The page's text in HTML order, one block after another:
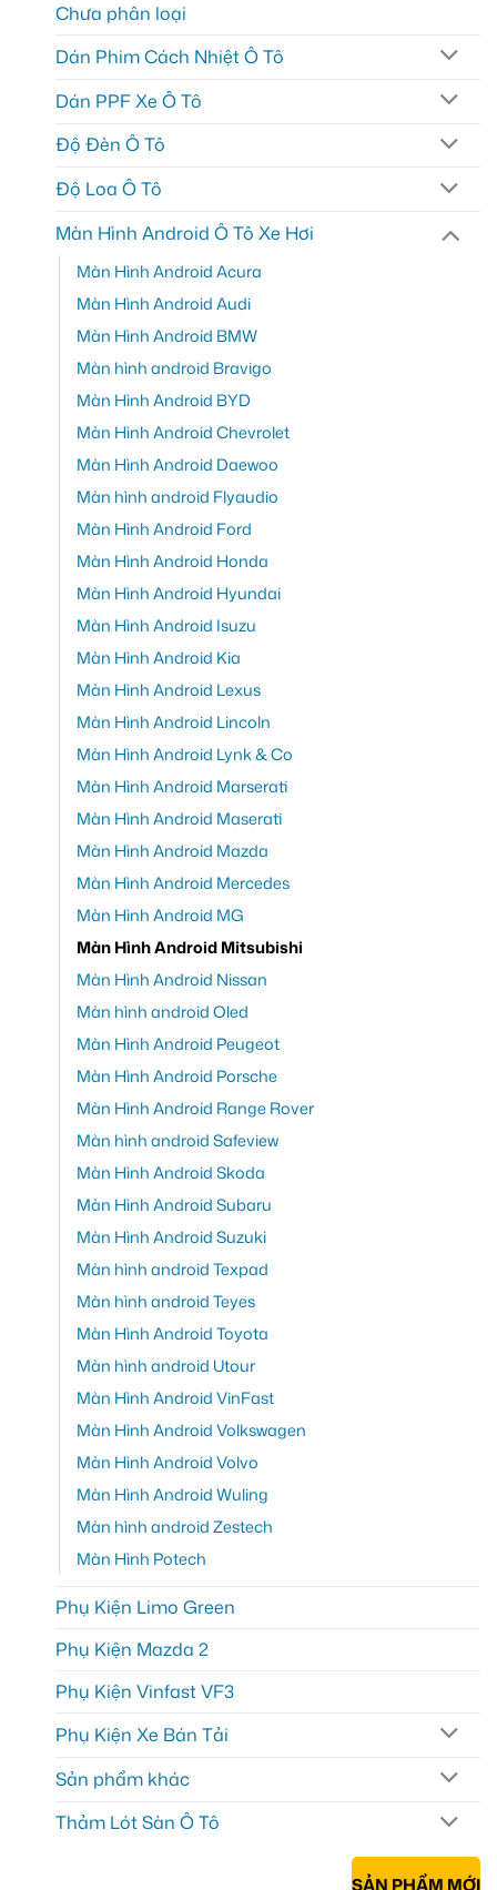
Chưa phân loại
Dán Phim Cách Nhiệt Ô Tô
Dán PPF Xe Ô Tô
Độ Đèn Ô Tô
Độ Loa Ô Tô
Màn Hình Android Ô Tô Xe Hơi
Màn Hình Android Acura
Màn Hình Android Audi
Màn Hình Android BMW
Màn hình android Bravigo
Màn Hình Android BYD
Màn Hình Android Chevrolet
Màn Hình Android Daewoo
Màn hình android Flyaudio
Màn Hình Android Ford
Màn Hình Android Honda
Màn Hình Android Hyundai
Màn Hình Android Isuzu
Màn Hình Android Kia
Màn Hình Android Lexus
Màn Hình Android Lincoln
Màn Hình Android Lynk & Co
Màn Hình Android Marserati
Màn Hình Android Maserati
Màn Hình Android Mazda
Màn Hình Android Mercedes
Màn Hình Android MG
Màn Hình Android Mitsubishi
Màn Hình Android Nissan
Màn hình android Oled
Màn Hình Android Peugeot
Màn Hình Android Porsche
Màn Hình Android Range Rover
Màn hình android Safeview
Màn Hình Android Skoda
Màn Hình Android Subaru
Màn Hình Android Suzuki
Màn hình android Texpad
Màn hình android Teyes
Màn Hình Android Toyota
Màn hình android Utour
Màn Hình Android VinFast
Màn Hình Android Volkswagen
Màn Hình Android Volvo
Màn Hình Android Wuling
Màn hình android Zestech
Màn Hình Potech
Phụ Kiện Limo Green
Phụ Kiện Mazda 2
Phụ Kiện Vinfast VF3
Phụ Kiện Xe Bán Tải
Sản phẩm khác
Thảm Lót Sàn Ô Tô